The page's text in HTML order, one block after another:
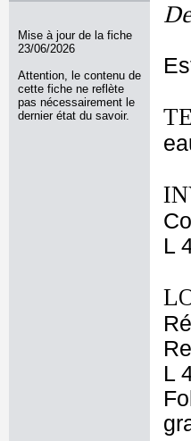
Mise à jour de la fiche
23/06/2026
Attention, le contenu de
cette fiche ne reflète
pas nécessairement le
dernier état du savoir.
L
L